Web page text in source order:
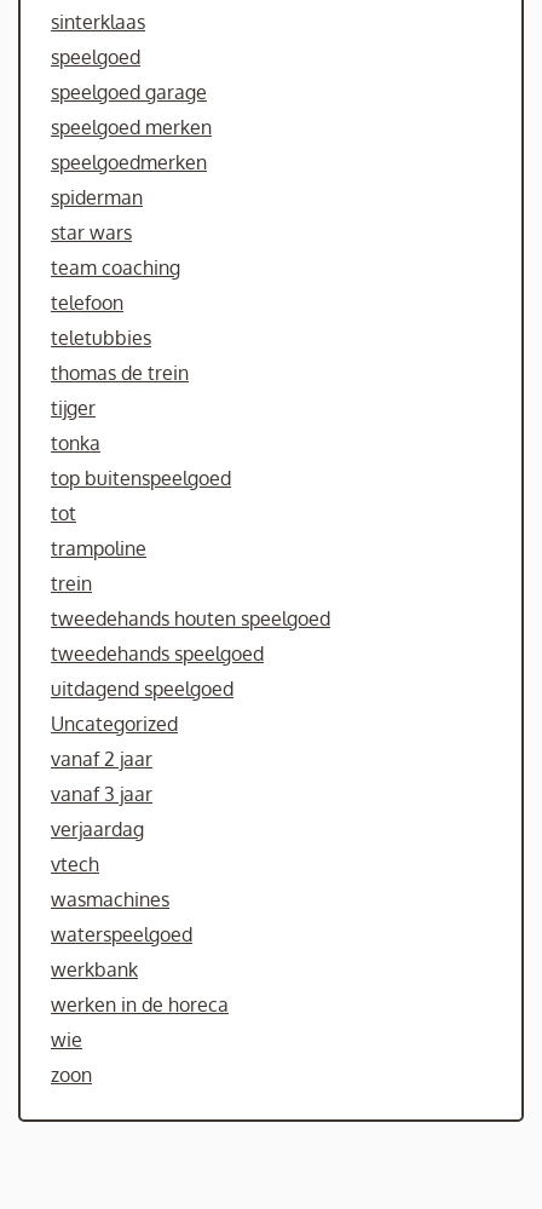
sinterklaas
speelgoed
speelgoed garage
speelgoed merken
speelgoedmerken
spiderman
star wars
team coaching
telefoon
teletubbies
thomas de trein
tijger
tonka
top buitenspeelgoed
tot
trampoline
trein
tweedehands houten speelgoed
tweedehands speelgoed
uitdagend speelgoed
Uncategorized
vanaf 2 jaar
vanaf 3 jaar
verjaardag
vtech
wasmachines
waterspeelgoed
werkbank
werken in de horeca
wie
zoon